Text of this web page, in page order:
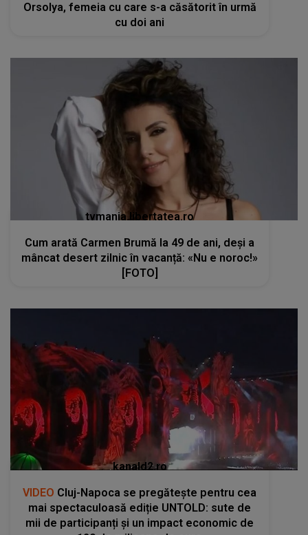
Orsolya, femeia cu care s-a căsătorit în urmă
cu doi ani
tvmania.libertatea.ro
Cum arată Carmen Brumă la 49 de ani, deși a
mâncat desert zilnic în vacanță: «Nu e noroc!»
[FOTO]
kanald2.ro
VIDEO Cluj-Napoca se pregătește pentru cea
mai spectaculoasă ediție UNTOLD: sute de
mii de participanți și un impact economic de